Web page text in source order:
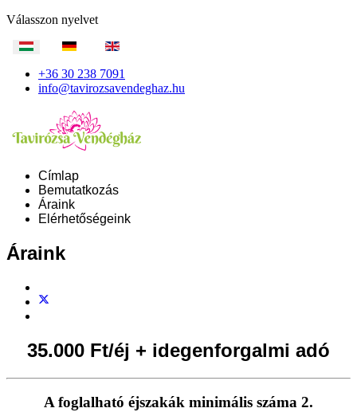
Válasszon nyelvet
+36 30 238 7091
info@tavirozsavendeghaz.hu
Címlap
Bemutatkozás
Áraink
Elérhetőségeink
Áraink
35.000 Ft/éj + idegenforgalmi adó
A foglalható éjszakák minimális száma 2.